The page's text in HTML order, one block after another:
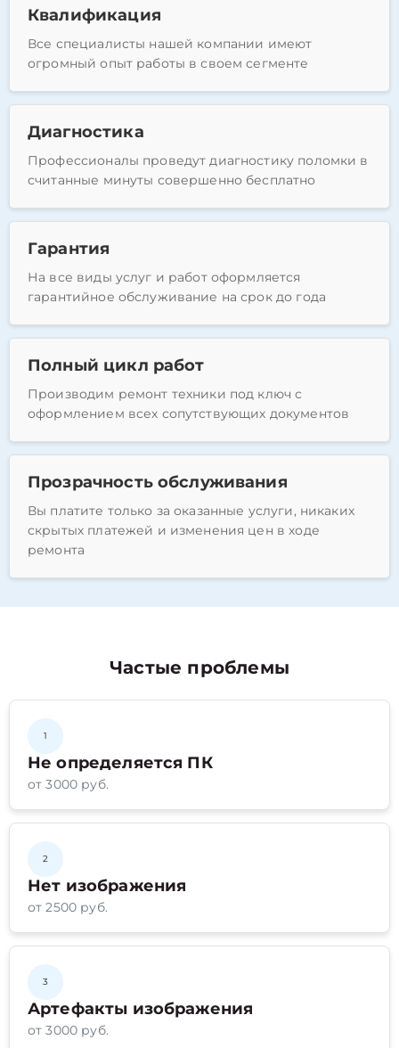
Квалификация
Все специалисты нашей компании имеют
огромный опыт работы в своем сегменте
Диагностика
Профессионалы проведут диагностику поломки в
считанные минуты совершенно бесплатно
Гарантия
На все виды услуг и работ оформляется
гарантийное обслуживание на срок до года
Полный цикл работ
Производим ремонт техники под ключ с
оформлением всех сопутствующих документов
Прозрачность обслуживания
Вы платите только за оказанные услуги, никаких
скрытых платежей и изменения цен в ходе
ремонта
Частые проблемы
1
Не определяется ПК
от 3000 руб.
2
Нет изображения
от 2500 руб.
3
Артефакты изображения
от 3000 руб.